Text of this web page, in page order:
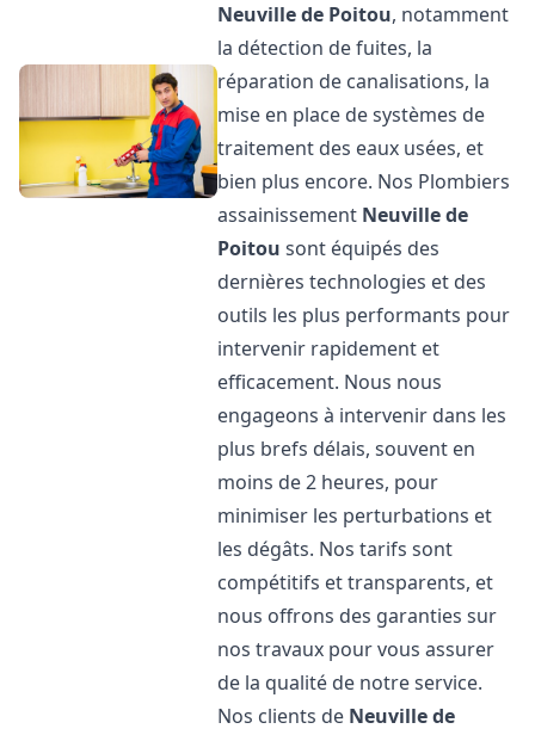
Neuville de Poitou, notamment
la détection de fuites, la
réparation de canalisations, la
mise en place de systèmes de
traitement des eaux usées, et
bien plus encore. Nos Plombiers
assainissement Neuville de
Poitou sont équipés des
dernières technologies et des
outils les plus performants pour
intervenir rapidement et
efficacement. Nous nous
engageons à intervenir dans les
plus brefs délais, souvent en
moins de 2 heures, pour
minimiser les perturbations et
les dégâts. Nos tarifs sont
compétitifs et transparents, et
nous offrons des garanties sur
nos travaux pour vous assurer
de la qualité de notre service.
Nos clients de Neuville de